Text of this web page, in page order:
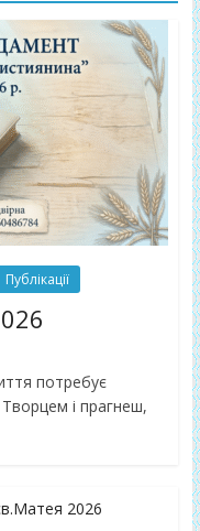
Публікації
потребує
і прагнеш,
2026